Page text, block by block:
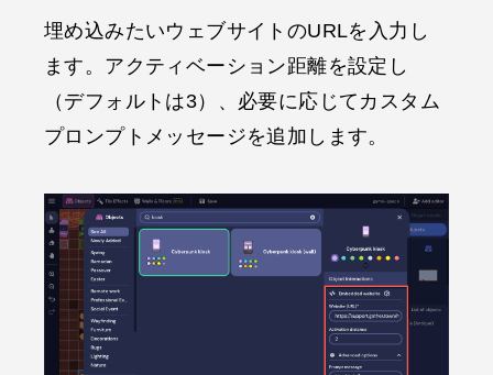
埋め込みたいウェブサイトのURLを入力し
ます。アクティベーション距離を設定し
（デフォルトは3）、必要に応じてカスタム
プロンプトメッセージを追加します。